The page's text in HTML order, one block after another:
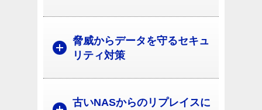
脅威からデータを守るセキュ
リティ対策
古いNASからのリプレイスに